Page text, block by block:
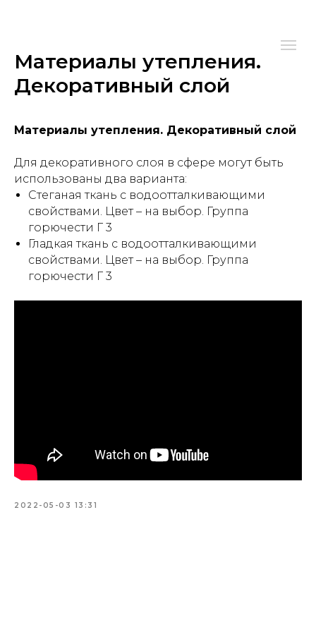
Материалы утепления.
Декоративный слой
Материалы утепления. Декоративный слой
Для декоративного слоя в сфере могут быть
использованы два варианта:
Стеганая ткань с водоотталкивающими
свойствами. Цвет – на выбор. Группа
горючести Г 3
Гладкая ткань с водоотталкивающими
свойствами. Цвет – на выбор. Группа
горючести Г 3
2022-05-03 13:31